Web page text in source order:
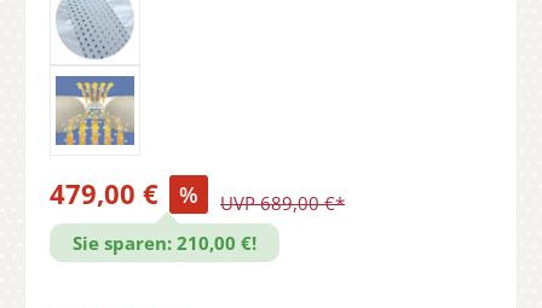
479,00 € %
UVP 689,00 €*
Sie sparen: 210,00 €!